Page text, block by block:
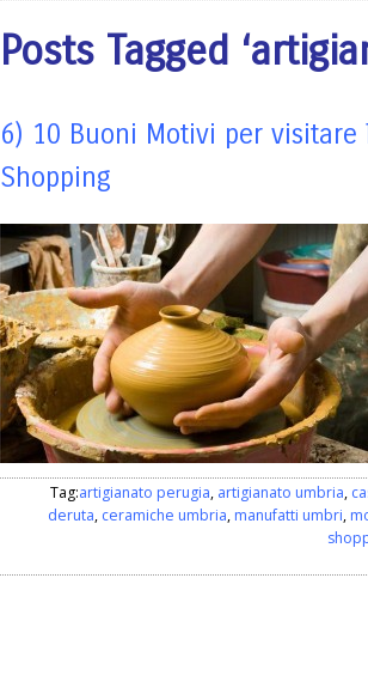
Posts Tagged
6) 10 Buoni Motivi per visitare
Shopping
Tag:artigianato perugia, artigianato umbria,
deruta, ceramiche umbria, manufatti umbri,